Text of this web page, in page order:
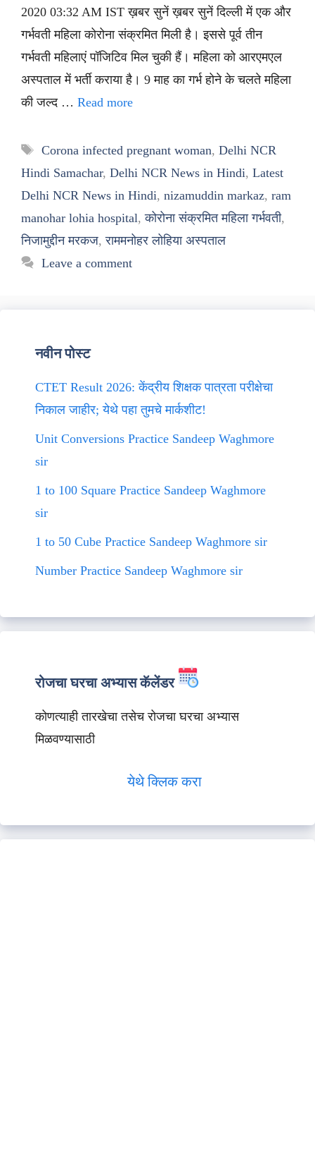
2020 03:32 AM IST ख़बर सुनें ख़बर सुनें दिल्ली में एक और
गर्भवती महिला कोरोना संक्रमित मिली है। इससे पूर्व तीन
गर्भवती महिलाएं पॉजिटिव मिल चुकी हैं। महिला को आरएमएल
अस्पताल में भर्ती कराया है। 9 माह का गर्भ होने के चलते महिला
की जल्द … Read more
Tags
Corona infected pregnant woman, Delhi NCR
Hindi Samachar, Delhi NCR News in Hindi, Latest
Delhi NCR News in Hindi, nizamuddin markaz, ram
manohar lohia hospital,कोरोना संक्रमित महिला गर्भवती,
निजामुद्दीन मरकज,राममनोहर लोहिया अस्पताल
Leave a comment
नवीन पोस्ट
CTET Result 2026: केंद्रीय शिक्षक पात्रता परीक्षेचा
निकाल जाहीर; येथे पहा तुमचे मार्कशीट!
Unit Conversions Practice Sandeep Waghmore
sir
1 to 100 Square Practice Sandeep Waghmore
sir
1 to 50 Cube Practice Sandeep Waghmore sir
Number Practice Sandeep Waghmore sir
रोजचा घरचा अभ्यास कॅलेंडर
कोणत्याही तारखेचा तसेच रोजचा घरचा अभ्यास
मिळवण्यासाठी
येथे क्लिक करा